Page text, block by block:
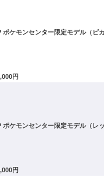
ポケモンセンター限定モデル（ピ
円
ポケモンセンター限定モデル（レ
円